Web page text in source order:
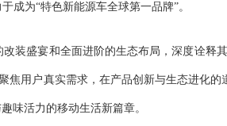
成为“特色新能源车全球第一品牌”。
装盛宴和全面进阶的生态布局，深度诠释
焦用户真实需求，在产品创新与生态进化的
味活力的移动生活新篇章。